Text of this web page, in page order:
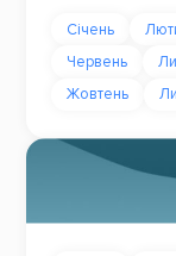
Січень
Червень
Жовтень